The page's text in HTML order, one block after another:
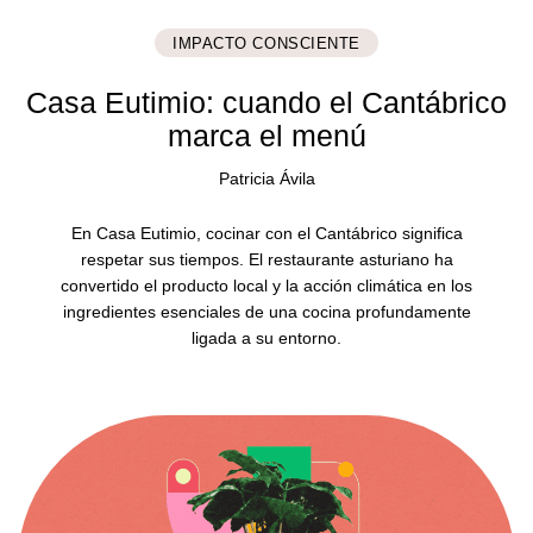
IMPACTO CONSCIENTE
Casa Eutimio: cuando el Cantábrico
marca el menú
Patricia Ávila
En Casa Eutimio, cocinar con el Cantábrico significa
respetar sus tiempos. El restaurante asturiano ha
convertido el producto local y la acción climática en los
ingredientes esenciales de una cocina profundamente
ligada a su entorno.